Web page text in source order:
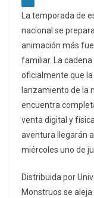
La temporada de
nacional se
animación más
familiar. La
oficialmente que
lanzamiento de la
encuentra
venta digital y
aventura llegarán
miércoles uno de
Distribuida por
Monstruos se